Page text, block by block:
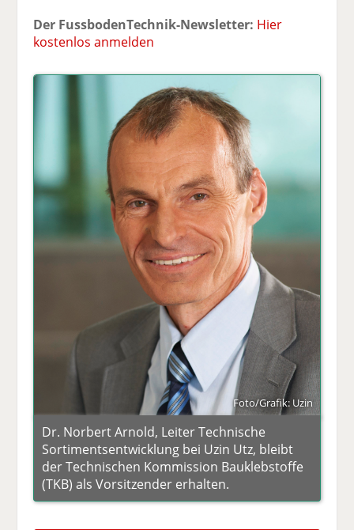
Der FussbodenTechnik-Newsletter: Hier
kostenlos anmelden
Foto/Grafik: Uzin
Dr. Norbert Arnold, Leiter Technische
Sortimentsentwicklung bei Uzin Utz, bleibt
der Technischen Kommission Bauklebstoffe
(TKB) als Vorsitzender erhalten.